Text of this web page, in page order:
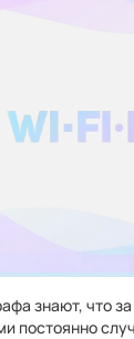
знают, что
постоянно